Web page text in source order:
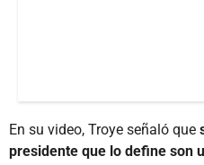
En su video, Troye señaló que
presidente que lo define son